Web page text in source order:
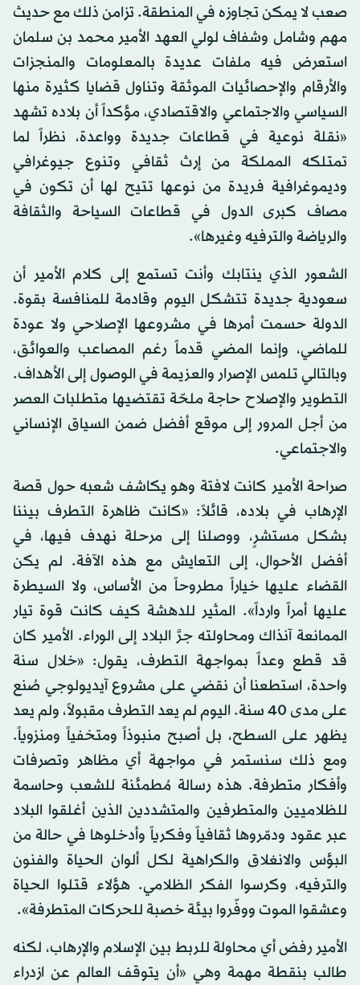
صعب لا يمكن تجاوزه في المنطقة. تزامن ذلك مع حديث
مهم وشامل وشفاف لولي العهد الأمير محمد بن سلمان
استعرض فيه ملفات عديدة بالمعلومات والمنجزات
والأرقام والإحصائيات الموثقة وتناول قضايا كثيرة منها
السياسي والاجتماعي والاقتصادي، مؤكداً أن بلاده تشهد
«نقلة نوعية في قطاعات جديدة وواعدة، نظراً لما
تمتلكه المملكة من إرث ثقافي وتنوع جيوغرافي
وديموغرافية فريدة من نوعها تتيح لها أن تكون في
مصاف كبرى الدول في قطاعات السياحة والثقافة
والرياضة والترفيه وغيرها».
الشعور الذي ينتابك وأنت تستمع إلى كلام الأمير أن
سعودية جديدة تتشكل اليوم وقادمة للمنافسة بقوة.
الدولة حسمت أمرها في مشروعها الإصلاحي ولا عودة
للماضي، وإنما المضي قدماً رغم المصاعب والعوائق،
وبالتالي تلمس الإصرار والعزيمة في الوصول إلى الأهداف.
التطوير والإصلاح حاجة ملحّة تقتضيها متطلبات العصر
من أجل المرور إلى موقع أفضل ضمن السياق الإنساني
والاجتماعي.
صراحة الأمير كانت لافتة وهو يكاشف شعبه حول قصة
الإرهاب في بلاده، قائلاً: «كانت ظاهرة التطرف بيننا
بشكل مستشرٍ، ووصلنا إلى مرحلة نهدف فيها، في
أفضل الأحوال، إلى التعايش مع هذه الآفة. لم يكن
القضاء عليها خياراً مطروحاً من الأساس، ولا السيطرة
عليها أمراً وارداً». المثير للدهشة كيف كانت قوة تيار
الممانعة آنذاك ومحاولته جرَّ البلاد إلى الوراء. الأمير كان
قد قطع وعداً بمواجهة التطرف، يقول: «خلال سنة
واحدة، استطعنا أن نقضي على مشروع آيديولوجي صُنع
على مدى 40 سنة. اليوم لم يعد التطرف مقبولاً، ولم يعد
يظهر على السطح، بل أصبح منبوذاً ومتخفياً ومنزوياً.
ومع ذلك سنستمر في مواجهة أي مظاهر وتصرفات
وأفكار متطرفة. هذه رسالة مُطمئنة للشعب وحاسمة
للظلاميين والمتطرفين والمتشددين الذين أغلقوا البلاد
عبر عقود ودمّروها ثقافياً وفكرياً وأدخلوها في حالة من
البؤس والانغلاق والكراهية لكل ألوان الحياة والفنون
والترفيه، وكرسوا الفكر الظلامي. هؤلاء قتلوا الحياة
وعشقوا الموت ووفّروا بيئة خصبة للحركات المتطرفة».
الأمير رفض أي محاولة للربط بين الإسلام والإرهاب، لكنه
طالب بنقطة مهمة وهي «أن يتوقف العالم عن ازدراء